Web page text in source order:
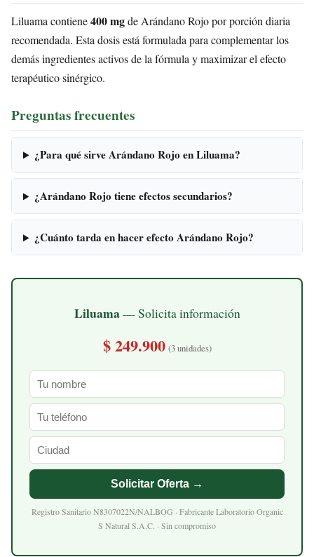
Liluama contiene400 mgde Arándano Rojo por porción diaria
recomendada. Esta dosis está formulada para complementar los
demás ingredientes activos de la fórmula y maximizar el efecto
terapéutico sinérgico.
Preguntas frecuentes
¿Para qué sirve Arándano Rojo en Liluama?
¿Arándano Rojo tiene efectos secundarios?
¿Cuánto tarda en hacer efecto Arándano Rojo?
Liluama— Solicita información
$ 249.900 (3 unidades)
Solicitar Oferta →
Registro Sanitario N8307022N/NALBOG · Fabricante Laboratorio Organic
S Natural S.A.C. · Sin compromiso